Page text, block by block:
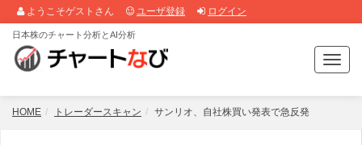
ようこそゲストさん ユーザ登録 ログイン
T
o
g
日本株のチャート分析とAI分析
HOME トレーダースキャン サンリオ、自社株買い発表で急反発